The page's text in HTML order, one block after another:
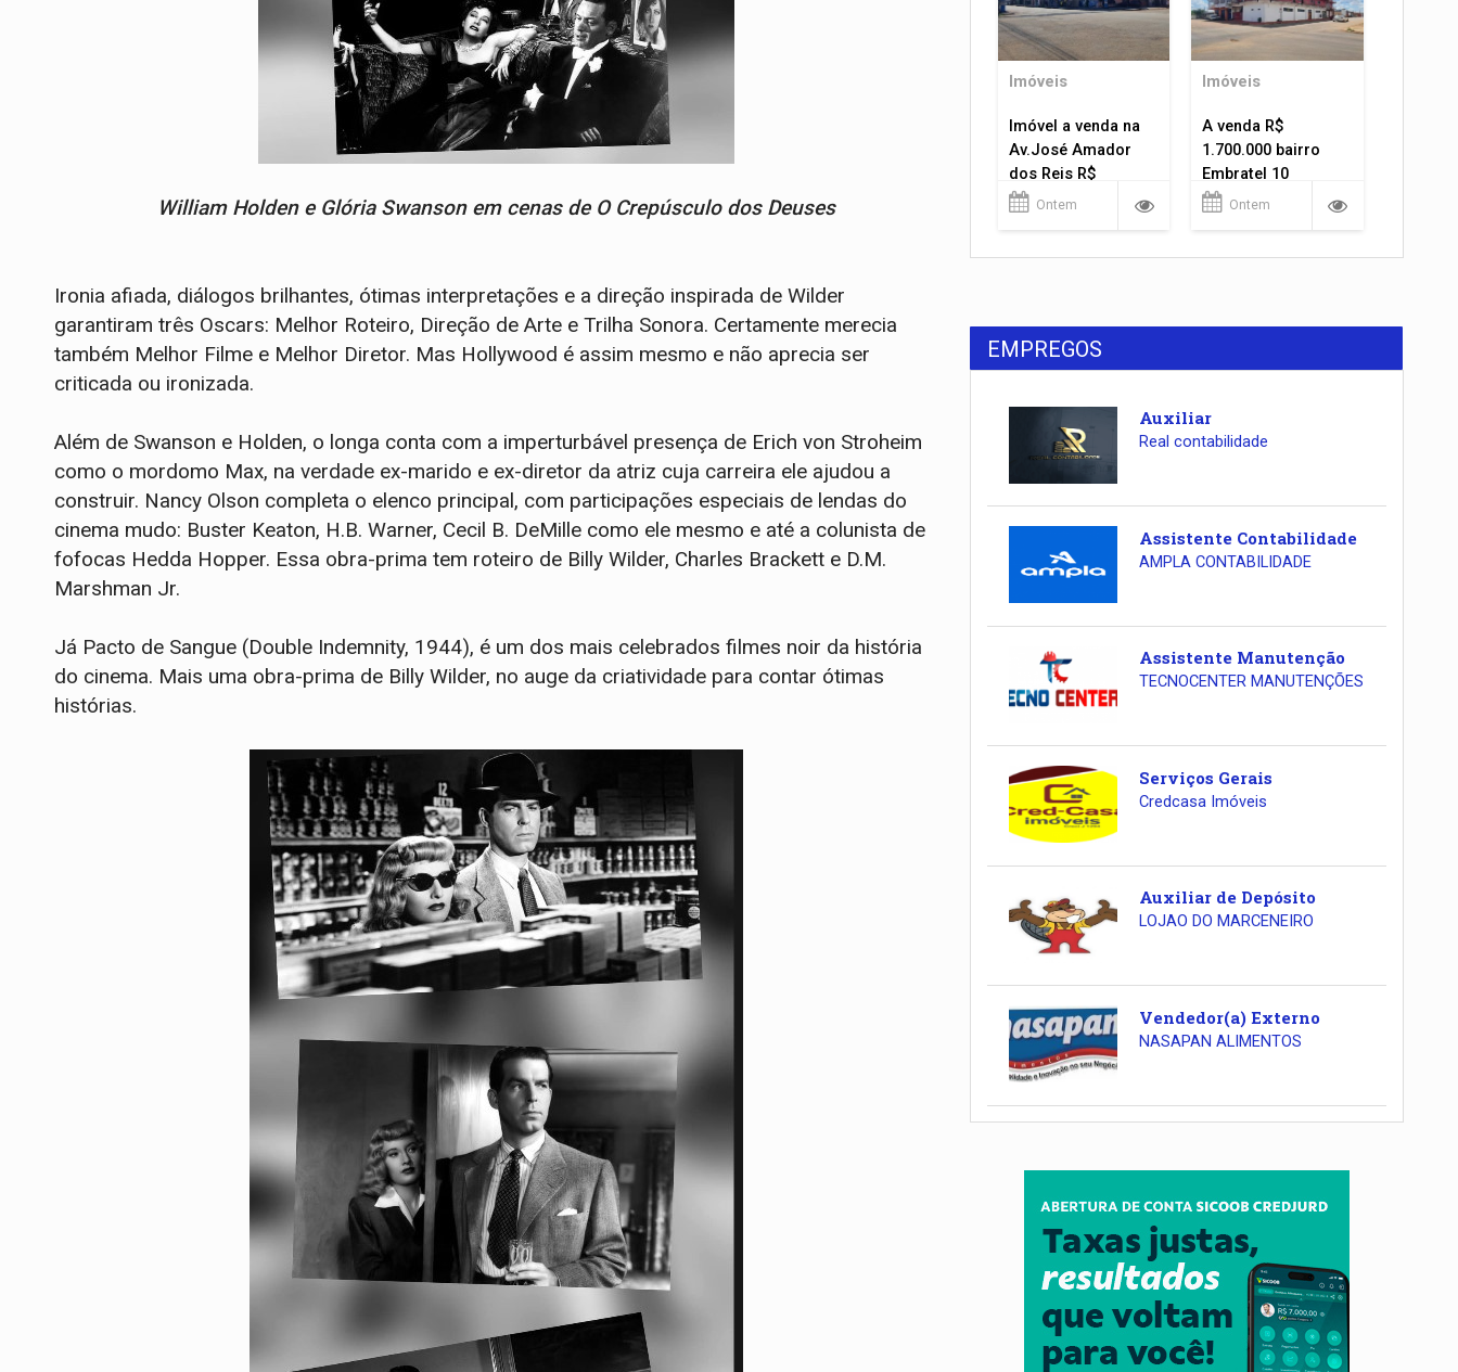
William Holden e Glória Swanson em cenas de O Crepúsculo dos Deuses
Ironia afiada, diálogos brilhantes, ótimas interpretações e a direção inspirada de Wilder
garantiram três Oscars: Melhor Roteiro, Direção de Arte e Trilha Sonora. Certamente merecia
também Melhor Filme e Melhor Diretor. Mas Hollywood é assim mesmo e não aprecia ser
criticada ou ironizada.
Além de Swanson e Holden, o longa conta com a imperturbável presença de Erich von Stroheim
como o mordomo Max, na verdade ex-marido e ex-diretor da atriz cuja carreira ele ajudou a
construir. Nancy Olson completa o elenco principal, com participações especiais de lendas do
cinema mudo: Buster Keaton, H.B. Warner, Cecil B. DeMille como ele mesmo e até a colunista de
fofocas Hedda Hopper. Essa obra-prima tem roteiro de Billy Wilder, Charles Brackett e D.M.
Marshman Jr.
Já Pacto de Sangue (Double Indemnity, 1944), é um dos mais celebrados filmes noir da história
do cinema. Mais uma obra-prima de Billy Wilder, no auge da criatividade para contar ótimas
histórias.
Imóveis
Imóvel a venda na
Av.José Amador
dos Reis R$
1.400.000
Ontem
Imóveis
A venda R$
1.700.000 bairro
Embratel 10
apartamentos!
Ontem
EMPREGOS
Auxiliar
Real contabilidade
Assistente Contabilidade
AMPLA CONTABILIDADE
Assistente Manutenção
TECNOCENTER MANUTENÇÕES
Serviços Gerais
Credcasa Imóveis
Auxiliar de Depósito
LOJAO DO MARCENEIRO
Vendedor(a) Externo
NASAPAN ALIMENTOS